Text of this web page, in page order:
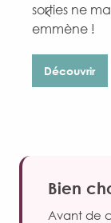
sorties ne
emmène !
Découvrir
Bien
Avant de